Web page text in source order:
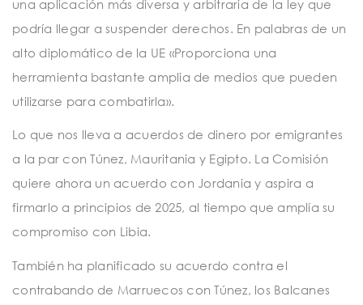
una aplicación más diversa y arbitraria de la ley que
podría llegar a suspender derechos. En palabras de un
alto diplomático de la UE «Proporciona una
herramienta bastante amplia de medios que pueden
utilizarse para combatirla».
Lo que nos lleva a acuerdos de dinero por emigrantes
a la par con Túnez, Mauritania y Egipto. La Comisión
quiere ahora un acuerdo con Jordania y aspira a
firmarlo a principios de 2025, al tiempo que amplía su
compromiso con Libia.
También ha planificado su acuerdo contra el
contrabando de Marruecos con Túnez, los Balcanes